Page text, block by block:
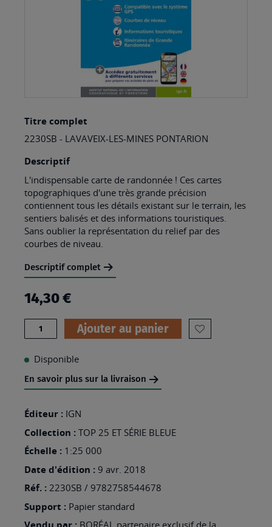
to
the
beginning
of
the
images
gallery
Titre complet
2230SB - LAVAVEIX-LES-MINES PONTARION
Descriptif
L'indispensable carte de randonnée ! Ces cartes
topographiques d'une très grande précision
contiennent tous les détails existant sur le terrain, les
sentiers balisés et des informations touristiques.
Sans oublier la représentation du relief par des
courbes de niveau.
Descriptif complet
14,30 €
Quantité Ajouter au panier
AJOUTER
MINES
Disponible
En savoir plus sur la livraison
Éditeur : IGN
Collection : TOP 25 ET SÉRIE BLEUE
Échelle : 1:25 000
Date d'édition : 9 avr. 2018
Réf. : 2230SB / 9782758544678
Support : Papier standard
BORÉAL partenaire exclusif de la